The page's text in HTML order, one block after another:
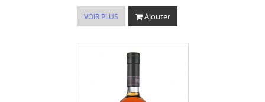
VOIR PLUS Ajouter